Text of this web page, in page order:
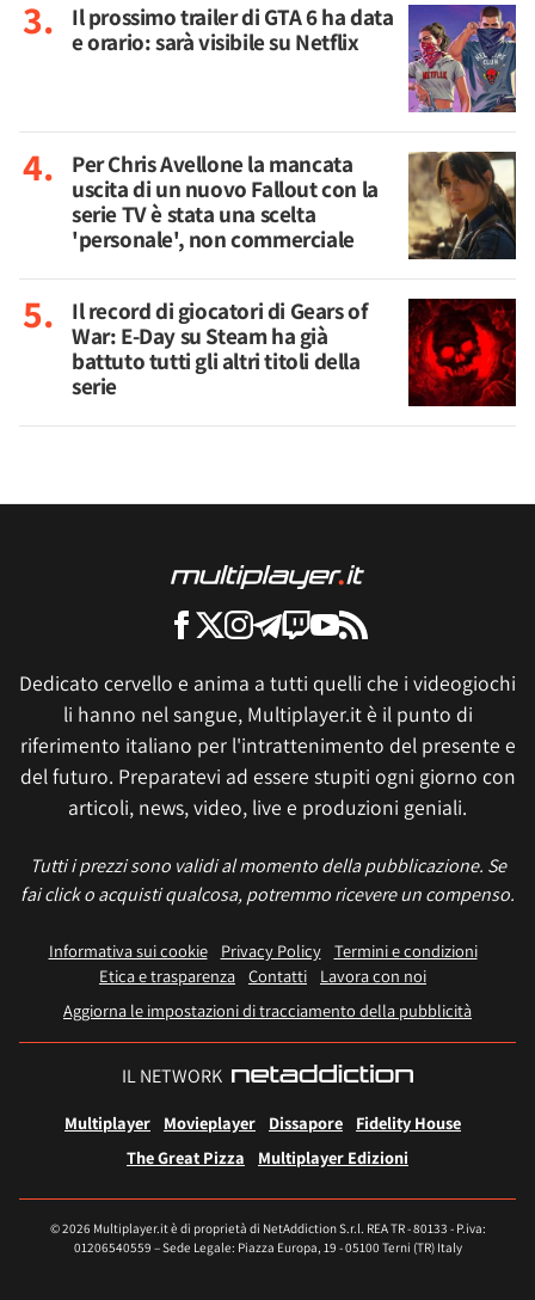
Il prossimo trailer di GTA 6 ha data
e orario: sarà visibile su Netflix
Per Chris Avellone la mancata
uscita di un nuovo Fallout con la
serie TV è stata una scelta
'personale', non commerciale
Il record di giocatori di Gears of
War: E-Day su Steam ha già
battuto tutti gli altri titoli della
serie
Dedicato cervello e anima a tutti quelli che i videogiochi
li hanno nel sangue, Multiplayer.it è il punto di
riferimento italiano per l'intrattenimento del presente e
del futuro. Preparatevi ad essere stupiti ogni giorno con
articoli, news, video, live e produzioni geniali.
Tutti i prezzi sono validi al momento della pubblicazione. Se
fai click o acquisti qualcosa, potremmo ricevere un compenso.
Informativa sui cookie Privacy Policy
Termini e condizioni
Etica e trasparenza Contatti
Lavora con noi
Aggiorna le impostazioni di tracciamento della pubblicità
IL NETWORK
Multiplayer Movieplayer Dissapore
Fidelity House
The Great Pizza
Multiplayer Edizioni
© 2026 Multiplayer.it è di proprietà di NetAddiction S.r.l. REA TR - 80133 - P.iva:
01206540559 – Sede Legale: Piazza Europa, 19 - 05100 Terni (TR) Italy